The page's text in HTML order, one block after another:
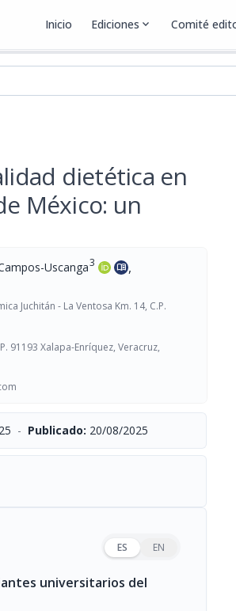
Inicio Ediciones expand_more Comité
dietética en
México: un
Uscanga3 menu_book ,
Juchitán - La Ventosa Km. 14, C.P.
91193 Xalapa-Enríquez, Veracruz,
- Publicado: 20/08/2025
ES EN
universitarios del